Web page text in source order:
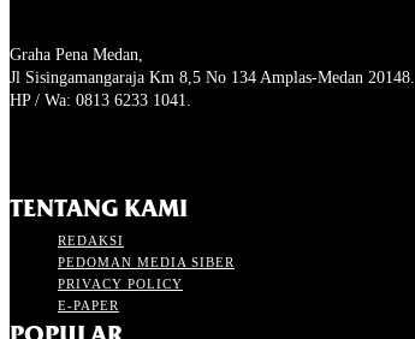
Graha Pena Medan,
Jl Sisingamangaraja Km 8,5 No 134 Amplas-Medan 20148.
HP / Wa: 0813 6233 1041.
TENTANG KAMI
REDAKSI
PEDOMAN MEDIA SIBER
PRIVACY POLICY
E-PAPER